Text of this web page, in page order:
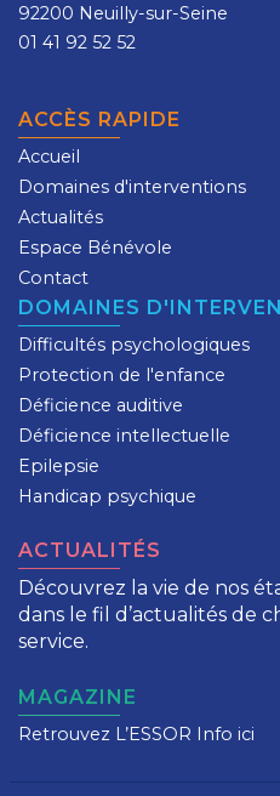
92200 Neuilly-sur-Seine
01 41 92 52 52
ACCÈS RAPIDE
Accueil
Domaines d'interventions
Actualités
Espace Bénévole
Contact
DOMAINES
Difficultés psychologiques
Protection de l'enfance
Déficience auditive
Déficience intellectuelle
Epilepsie
Handicap psychique
ACTUALITÉS
Découvrez la vie de nos
dans le fil d’actualités de
service.
MAGAZINE
Retrouvez L’ESSOR Info ici